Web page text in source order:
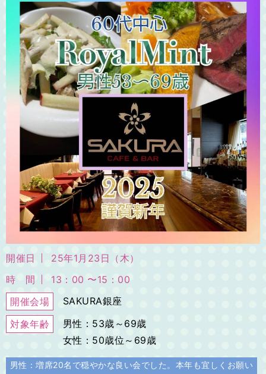
開催日
25年1月23日（木）
時 間
13：00 〜15：00
開催会場
SAKURA銀座
対象年齢
男性：53歳～69歳
女性：50歳位～69歳
男性：増席20名で穏やかな良い会でした。本年も宜しくお願い